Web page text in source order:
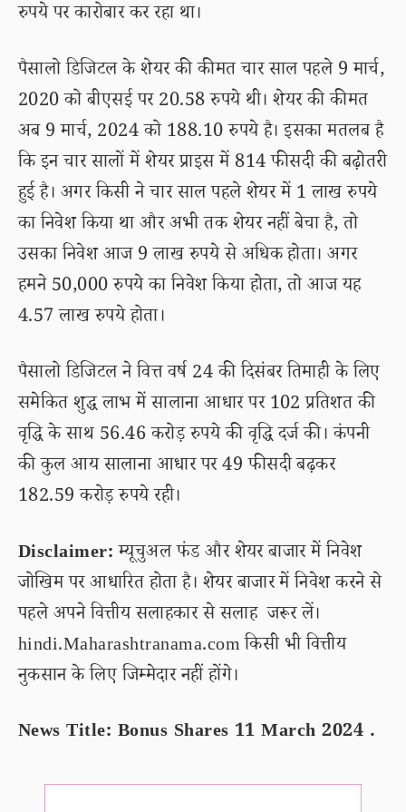
रुपये पर कारोबार कर रहा था।
पैसालो डिजिटल के शेयर की कीमत चार साल पहले 9 मार्च,
2020 को बीएसई पर 20.58 रुपये थी। शेयर की कीमत
अब 9 मार्च, 2024 को 188.10 रुपये है। इसका मतलब है
कि इन चार सालों में शेयर प्राइस में 814 फीसदी की बढ़ोतरी
हुई है। अगर किसी ने चार साल पहले शेयर में 1 लाख रुपये
का निवेश किया था और अभी तक शेयर नहीं बेचा है, तो
उसका निवेश आज 9 लाख रुपये से अधिक होता। अगर
हमने 50,000 रुपये का निवेश किया होता, तो आज यह
4.57 लाख रुपये होता।
पैसालो डिजिटल ने वित्त वर्ष 24 की दिसंबर तिमाही के लिए
समेकित शुद्ध लाभ में सालाना आधार पर 102 प्रतिशत की
वृद्धि के साथ 56.46 करोड़ रुपये की वृद्धि दर्ज की। कंपनी
की कुल आय सालाना आधार पर 49 फीसदी बढ़कर
182.59 करोड़ रुपये रही।
Disclaimer:म्यूचुअल फंड और शेयर बाजार में निवेश
जोखिम पर आधारित होता है। शेयर बाजार में निवेश करने से
पहले अपने वित्तीय सलाहकार से सलाह जरूर लें।
hindi.Maharashtranama.com किसी भी वित्तीय
नुकसान के लिए जिम्मेदार नहीं होंगे।
News Title: Bonus Shares 11 March 2024 .